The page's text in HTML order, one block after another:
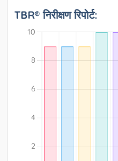
TBR® निरीक्षण रिपोर्ट: